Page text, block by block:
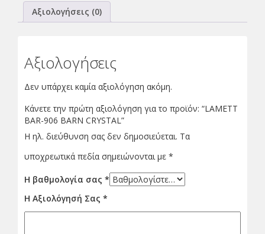
Αξιολογήσεις (0)
Αξιολογήσεις
Δεν υπάρχει καμία αξιολόγηση ακόμη.
Κάνετε την πρώτη αξιολόγηση για το προϊόν: “LAMETT
BAR-906 BARN CRYSTAL”
Η ηλ. διεύθυνση σας δεν δημοσιεύεται. Τα
υποχρεωτικά πεδία σημειώνονται με *
Η βαθμολογία σας *
Η Αξιολόγησή Σας *